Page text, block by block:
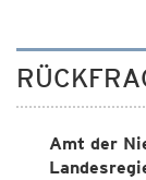
Amt der